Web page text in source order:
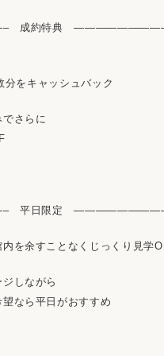
成約特典
分をキャッシュバック
さらに
平日限定
を余すことなくじっくり見学
しながら
なら平日がおすすめ